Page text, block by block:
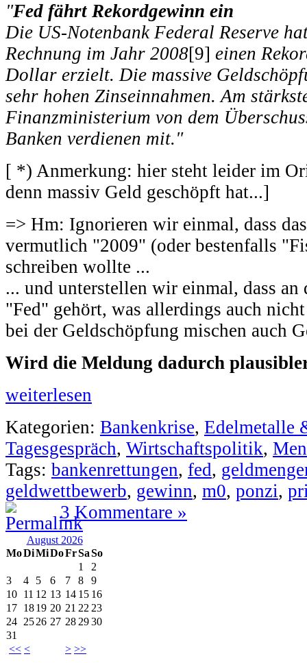
"Fed fährt Rekordgewinn ein
Die US-Notenbank Federal Reserve
Rechnung im Jahr 2008[9] einen
Dollar erzielt. Die massive
sehr hohen Zinseinnahmen. Am
Finanzministerium von dem
Banken verdienen mit."
[ *) Anmerkung: hier steht leider im
denn massiv Geld geschöpft hat...]
=> Hm: Ignorieren wir einmal, dass
vermutlich "2009" (oder bestenfalls
schreiben wollte ...
... und unterstellen wir einmal, dass
"Fed" gehört, was allerdings auch
bei der Geldschöpfung mischen auch
Wird die Meldung dadurch
weiterlesen
Kategorien: Bankenkrise, Edelmetalle
Tagesgespräch, Wirtschaftspolitik,
Tags: bankenrettungen, fed,
geldwettbewerb, gewinn, m0, ponzi,
3 Kommentare »
August 2026
MoDiMiDoFrSaSo
<< < > >>
1
2
3
4 5 6 7 8
9
10 11 12 13 14 15 16
17 1819 20 21 22 23
24 2526 27 28 2930
31